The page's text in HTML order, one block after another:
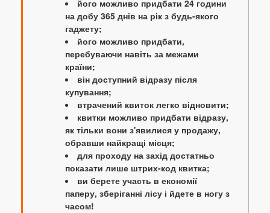
його можливо придбати 24 години
на добу 365 днів на рік з будь-якого
гаджету;
його можливо придбати,
перебуваючи навіть за межами
країни;
він доступний відразу після
купування;
втрачений квиток легко відновити;
квитки можливо придбати відразу,
як тільки вони з'явилися у продажу,
обравши найкращі місця;
для проходу на захід достатньо
показати лише штрих-код квитка;
ви берете участь в економії
паперу, зберіганні лісу і йдете в ногу з
часом!